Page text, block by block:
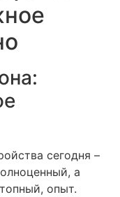
сегодня –
а
опыт.